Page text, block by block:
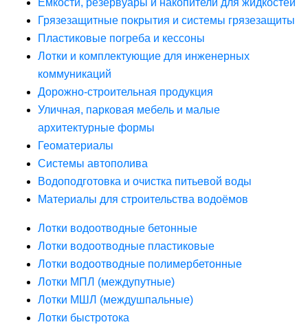
Ёмкости, резервуары и накопители для жидкостей
Грязезащитные покрытия и системы грязезащиты
Пластиковые погреба и кессоны
Лотки и комплектующие для инженерных
коммуникаций
Дорожно-строительная продукция
Уличная, парковая мебель и малые
архитектурные формы
Геоматериалы
Системы автополива
Водоподготовка и очистка питьевой воды
Материалы для строительства водоёмов
Лотки водоотводные бетонные
Лотки водоотводные пластиковые
Лотки водоотводные полимербетонные
Лотки МПЛ (междупутные)
Лотки МШЛ (междушпальные)
Лотки быстротока